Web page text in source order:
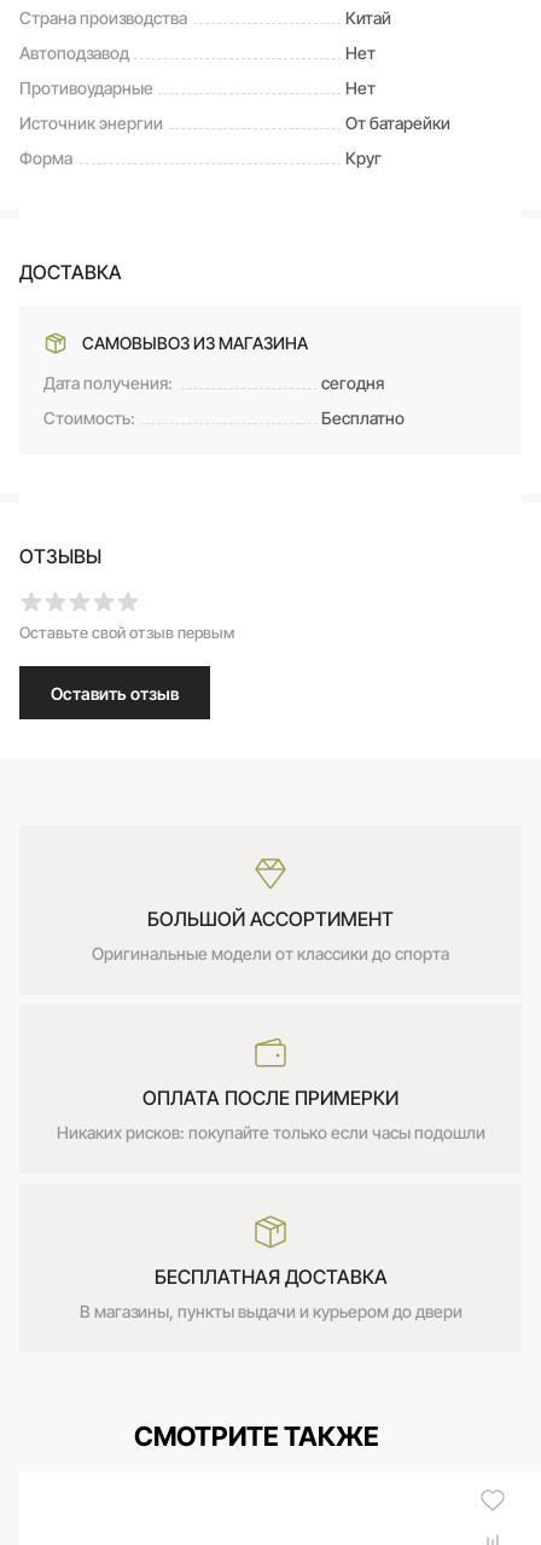
Страна производства
Китай
Автоподзавод
Нет
Противоударные
Нет
Источник энергии
От батарейки
Форма
Круг
ДОСТАВКА
САМОВЫВОЗ ИЗ МАГАЗИНА
Дата получения:
сегодня
Стоимость:
Бесплатно
ОТЗЫВЫ
Оставьте свой отзыв первым
Оставить отзыв
БОЛЬШОЙ АССОРТИМЕНТ
Оригинальные модели от классики до спорта
ОПЛАТА ПОСЛЕ ПРИМЕРКИ
Никаких рисков: покупайте только если часы подошли
БЕСПЛАТНАЯ ДОСТАВКА
В магазины, пункты выдачи и курьером до двери
СМОТРИТЕ ТАКЖЕ